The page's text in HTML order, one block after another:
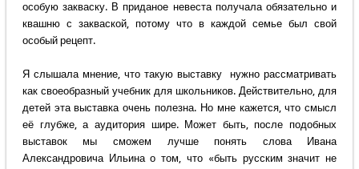
особую закваску. В приданое невеста получала обязательно и
квашню с закваской, потому что в каждой семье был свой
особый рецепт.
Я слышала мнение, что такую выставку нужно рассматривать
как своеобразный учебник для школьников. Действительно, для
детей эта выставка очень полезна. Но мне кажется, что смысл
её глубже, а аудитория шире. Может быть, после подобных
выставок мы сможем лучше понять слова Ивана
Александровича Ильина о том, что «быть русским значит не